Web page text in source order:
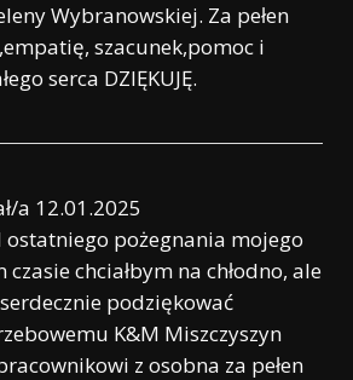
Wybranowskiej. Za pełen
szacunek,pomoc i
serca DZIĘKUJĘ.
a 12.01.2025
pożegnania mojego
chciałbym na chłodno, ale
podziękować
K&M Miszczyszyn
z osobna za pełen